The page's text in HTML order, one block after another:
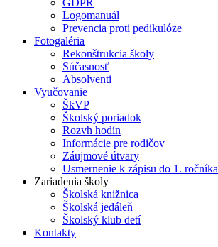
GDPR
Logomanuál
Prevencia proti pedikulóze
Fotogaléria
Rekonštrukcia školy
Súčasnosť
Absolventi
Vyučovanie
ŠkVP
Školský poriadok
Rozvh hodín
Informácie pre rodičov
Záujmové útvary
Usmernenie k zápisu do 1. ročníka
Zariadenia školy
Školská knižnica
Školská jedáleň
Školský klub detí
Kontakty